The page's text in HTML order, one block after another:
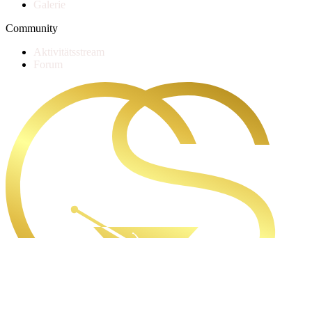
Galerie
Community
Aktivitätsstream
Forum